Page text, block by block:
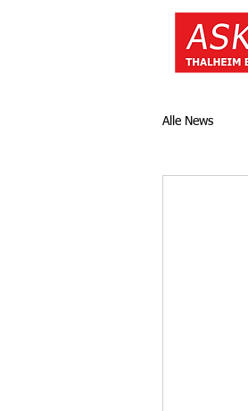
Alle News